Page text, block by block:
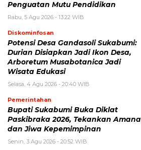
Penguatan Mutu Pendidikan
Rabu, 5 Agu 2026 - 13:22 WIB
Diskominfosan
Potensi Desa Gandasoli Sukabumi:
Durian Disiapkan Jadi Ikon Desa,
Arboretum Musabotanica Jadi
Wisata Edukasi
Selasa, 4 Agu 2026 - 20:40 WIB
Pemerintahan
Bupati Sukabumi Buka Diklat
Paskibraka 2026, Tekankan
dan Jiwa Kepemimpinan
Senin, 3 Agu 2026 - 20:52 WIB